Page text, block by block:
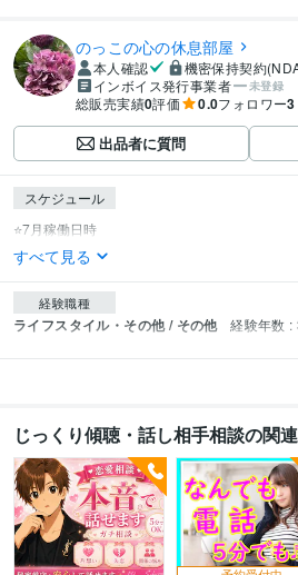
のっこの心の休息部屋
本人確認 機密保持契約
インボイス発行事業者 未登録
総販売実績0評価 0.0フォロワー3
出品者に質問
スケジュール
すべて見る
経験職種
ライフスタイル・その他 / その他 経験年数 :
じっくり傾聴・話し相手相談の関